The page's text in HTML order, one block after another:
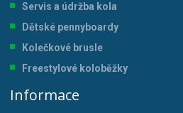
Servis a údržba kola
Dětské pennyboardy
Kolečkové brusle
Freestylové koloběžky
Informace